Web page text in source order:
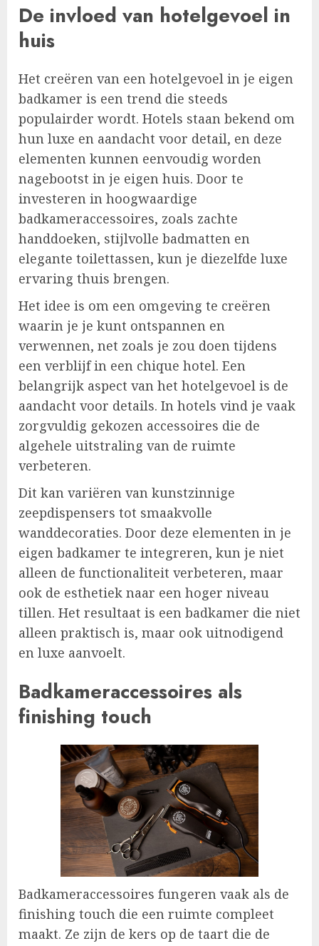
De invloed van hotelgevoel in
huis
Het creëren van een hotelgevoel in je eigen
badkamer is een trend die steeds
populairder wordt. Hotels staan bekend om
hun luxe en aandacht voor detail, en deze
elementen kunnen eenvoudig worden
nagebootst in je eigen huis. Door te
investeren in hoogwaardige
badkameraccessoires, zoals zachte
handdoeken, stijlvolle badmatten en
elegante toilettassen, kun je diezelfde luxe
ervaring thuis brengen.
Het idee is om een omgeving te creëren
waarin je je kunt ontspannen en
verwennen, net zoals je zou doen tijdens
een verblijf in een chique hotel. Een
belangrijk aspect van het hotelgevoel is de
aandacht voor details. In hotels vind je vaak
zorgvuldig gekozen accessoires die de
algehele uitstraling van de ruimte
verbeteren.
Dit kan variëren van kunstzinnige
zeepdispensers tot smaakvolle
wanddecoraties. Door deze elementen in je
eigen badkamer te integreren, kun je niet
alleen de functionaliteit verbeteren, maar
ook de esthetiek naar een hoger niveau
tillen. Het resultaat is een badkamer die niet
alleen praktisch is, maar ook uitnodigend
en luxe aanvoelt.
Badkameraccessoires als
finishing touch
Badkameraccessoires fungeren vaak als de
finishing touch die een ruimte compleet
maakt. Ze zijn de kers op de taart die de